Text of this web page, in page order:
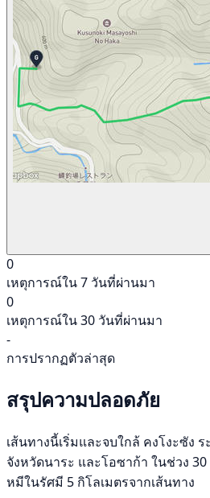
0
เหตุการณ์ใน 7 วันที่ผ่านมา
0
เหตุการณ์ใน 30 วันที่ผ่านมา
-
การปรากฏตัวล่าสุด
สรุปความปลอดภัย
เส้นทางนี้เริ่มและจบใกล้ คงโงะซัง
จังหวัดนาระ และโอซาก้า ในช่วง
หมีในรัศมี 5 กิโลเมตรจากเส้นทาง